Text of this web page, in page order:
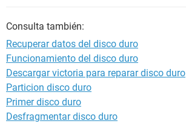
Consulta también:
Recuperar datos del disco duro
Funcionamiento del disco duro
Descargar victoria para reparar disco duro
Particion disco duro
Primer disco duro
Desfragmentar disco duro